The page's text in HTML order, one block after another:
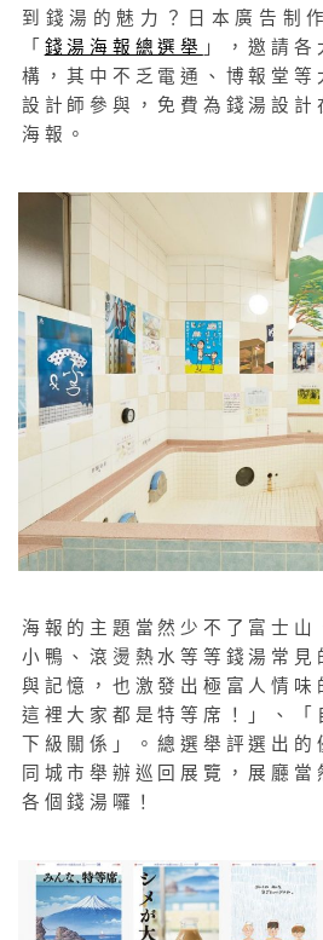
到錢湯的魅力？日本廣告制
「 錢湯海報總選舉 」，邀請各
構，其中不乏電通、博報堂等
設計師參與，免費為錢湯設計
海報。
海報的主題當然少不了富士山
小鴨、滾燙熱水等等錢湯常見
與記憶，也激發出極富人情
這裡大家都是特等席！」、「
下級關係」。總選舉評選出
同城市舉辦巡回展覽，展廳當
各個錢湯囉！